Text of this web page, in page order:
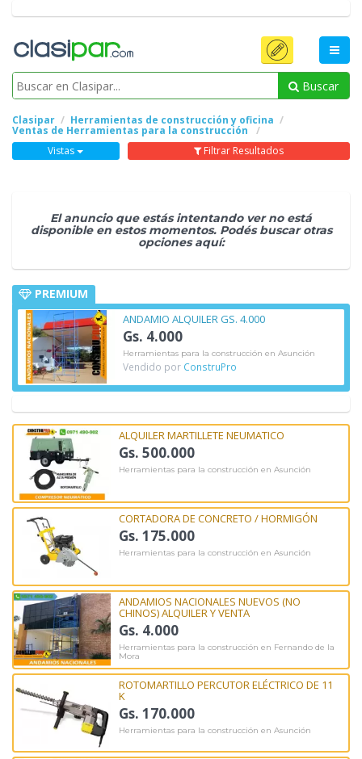
Buscar
Clasipar Herramientas de construcción y oficina
Ventas de Herramientas para la construcción
Vistas
Filtrar Resultados
El anuncio que estás intentando ver no está
disponible en estos momentos. Podés buscar otras
opciones aquí:
PREMIUM
ANDAMIO ALQUILER GS. 4.000
Gs. 4.000
Herramientas para la construcción en Asunción
Vendido por ConstruPro
ALQUILER MARTILLETE NEUMATICO
Gs. 500.000
Herramientas para la construcción en Asunción
CORTADORA DE CONCRETO / HORMIGÓN
Gs. 175.000
Herramientas para la construcción en Asunción
ANDAMIOS NACIONALES NUEVOS (NO
CHINOS) ALQUILER Y VENTA
Gs. 4.000
Herramientas para la construcción en Fernando de la
Mora
ROTOMARTILLO PERCUTOR ELÉCTRICO DE 11
K
Gs. 170.000
Herramientas para la construcción en Asunción